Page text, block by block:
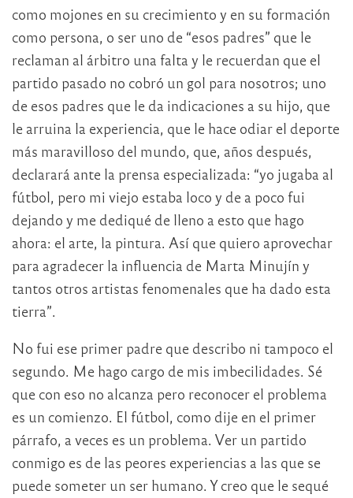
como mojones en su crecimiento y en su formación
como persona, o ser uno de “esos padres” que le
reclaman al árbitro una falta y le recuerdan que el
partido pasado no cobró un gol para nosotros; uno
de esos padres que le da indicaciones a su hijo, que
le arruina la experiencia, que le hace odiar el deporte
más maravilloso del mundo, que, años después,
declarará ante la prensa especializada: “yo jugaba al
fútbol, pero mi viejo estaba loco y de a poco fui
dejando y me dediqué de lleno a esto que hago
ahora: el arte, la pintura. Así que quiero aprovechar
para agradecer la influencia de Marta Minujín y
tantos otros artistas fenomenales que ha dado esta
tierra”.
No fui ese primer padre que describo ni tampoco el
segundo. Me hago cargo de mis imbecilidades. Sé
que con eso no alcanza pero reconocer el problema
es un comienzo. El fútbol, como dije en el primer
párrafo, a veces es un problema. Ver un partido
conmigo es de las peores experiencias a las que se
puede someter un ser humano. Y creo que le sequé